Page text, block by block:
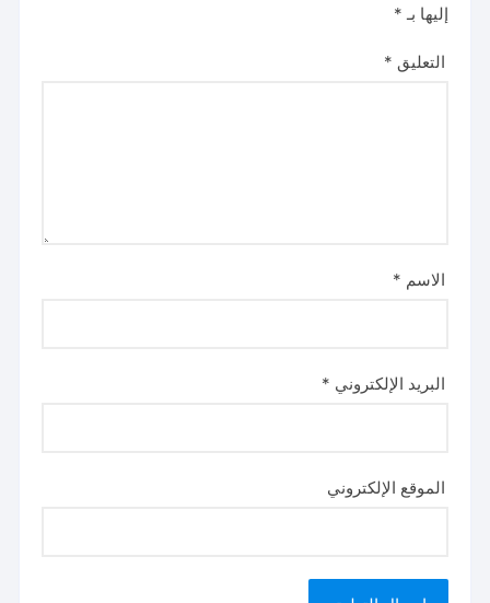
إليها بـ *
التعليق *
الاسم *
البريد الإلكتروني *
الموقع الإلكتروني